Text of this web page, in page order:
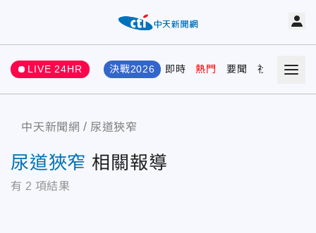
LIVE 24HR 決戰2026 即時 熱門 要聞 社會 娛樂
中天新聞網 尿道狹窄
尿道狹窄 相關報導
有 2 項結果